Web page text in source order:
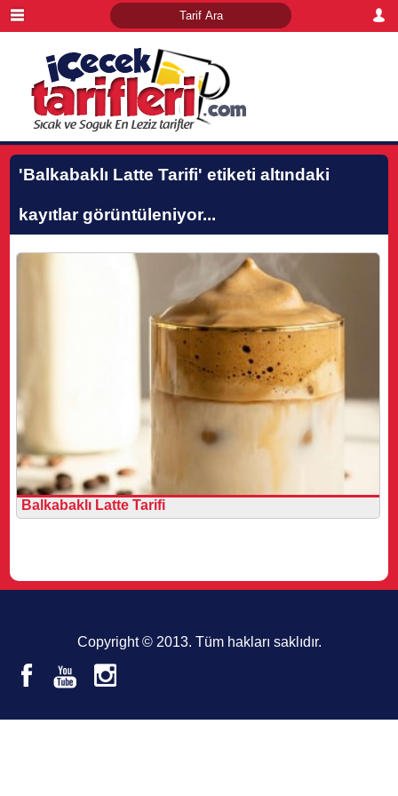
'Balkabaklı Latte Tarifi' etiketi altındaki
kayıtlar görüntüleniyor...
Balkabaklı Latte Tarifi
Copyright © 2013. Tüm hakları saklıdır.